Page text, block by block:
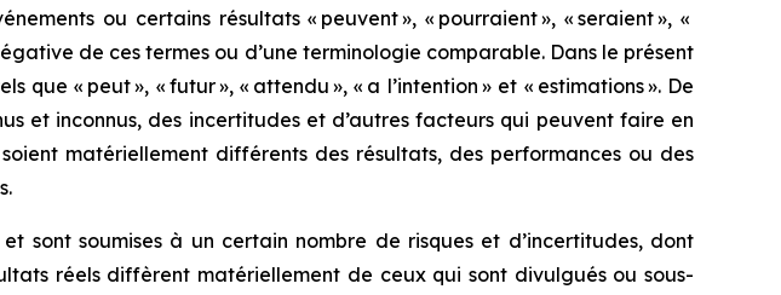
ou certains résultats « peuvent », « pourraient », « seraient », «
de ces termes ou d’une terminologie comparable. Dans le présent
« peut », « futur », « attendu », « a l’intention » et « estimations ». De
et inconnus, des incertitudes et d’autres facteurs qui peuvent faire en
matériellement différents des résultats, des performances ou des
sont soumises à un certain nombre de risques et d’incertitudes, dont
réels diffèrent matériellement de ceux qui sont divulgués ou sous-